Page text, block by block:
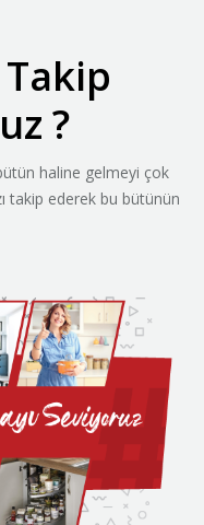
Takip
?
haline gelmeyi çok
takip ederek bu bütünün